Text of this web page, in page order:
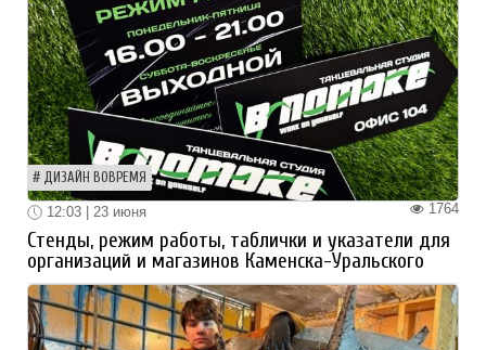
ДИЗАЙН ВОВРЕМЯ
1764
12:03 | 23 июня
Стенды, режим работы, таблички и указатели для
организаций и магазинов Каменска-Уральского